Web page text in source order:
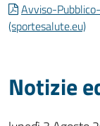
Avviso-
(sportesalute.eu)
Notizie